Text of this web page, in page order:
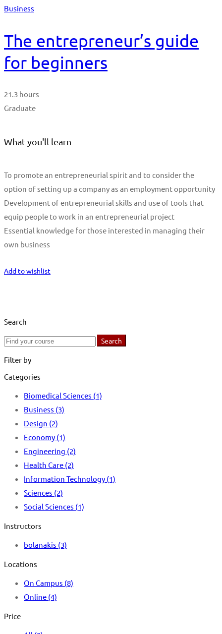
Business
The entrepreneur’s guide
for beginners
21.3 hours
Graduate
What you'll learn
To promote an entrepreneurial spirit and to consider the
option of setting up a company as an employment opportunity
Development of entrepreneurial skills and use of tools that
equip people to work in an entrepreneurial project
Essential knowledge for those interested in managing their
own business
Add to wishlist
Search
Search
Search
Filter by
Categories
Biomedical Sciences (1)
Business (3)
Design (2)
Economy (1)
Engineering (2)
Health Care (2)
Information Technology (1)
Sciences (2)
Social Sciences (1)
Instructors
bolanakis (3)
Locations
On Campus (8)
Online (4)
Price